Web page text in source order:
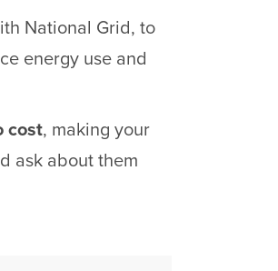
National Grid, to
energy use and
cost, making your
ask about them